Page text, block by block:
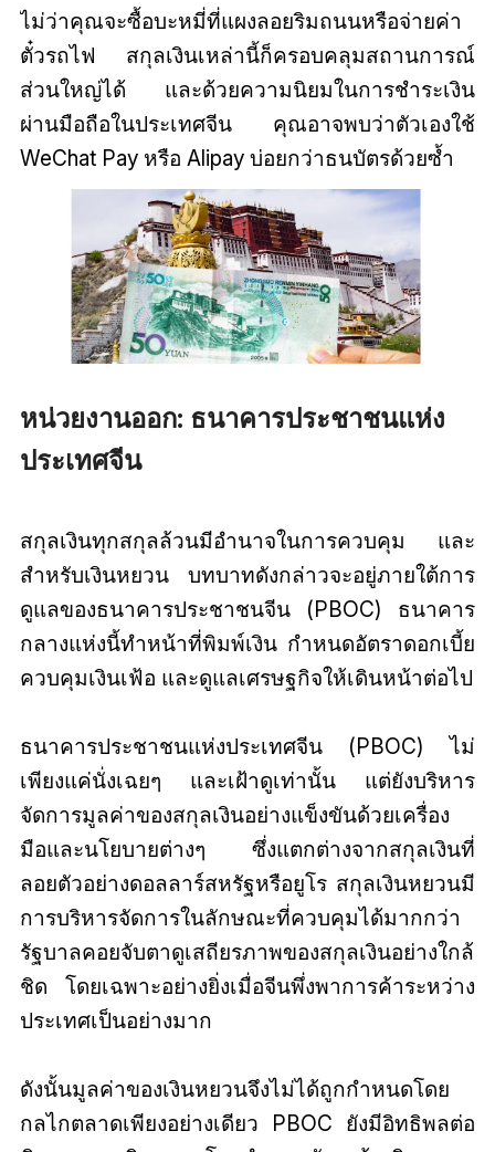
ไม่ว่าคุณจะซื้อบะหมี่ที่แผงลอยริมถนนหรือจ่ายค่า
ตั๋วรถไฟ สกุลเงินเหล่านี้ก็ครอบคลุมสถานการณ์
ส่วนใหญ่ได้ และด้วยความนิยมในการชำระเงิน
ผ่านมือถือในประเทศจีน คุณอาจพบว่าตัวเองใช้
WeChat Pay หรือ Alipay บ่อยกว่าธนบัตรด้วยซ้ำ
หน่วยงานออก: ธนาคารประชาชนแห่ง
ประเทศจีน
สกุลเงินทุกสกุลล้วนมีอำนาจในการควบคุม และ
สำหรับเงินหยวน บทบาทดังกล่าวจะอยู่ภายใต้การ
ดูแลของธนาคารประชาชนจีน (PBOC) ธนาคาร
กลางแห่งนี้ทำหน้าที่พิมพ์เงิน กำหนดอัตราดอกเบี้ย
ควบคุมเงินเฟ้อ และดูแลเศรษฐกิจให้เดินหน้าต่อไป
ธนาคารประชาชนแห่งประเทศจีน (PBOC) ไม่
เพียงแค่นั่งเฉยๆ และเฝ้าดูเท่านั้น แต่ยังบริหาร
จัดการมูลค่าของสกุลเงินอย่างแข็งขันด้วยเครื่อง
มือและนโยบายต่างๆ ซึ่งแตกต่างจากสกุลเงินที่
ลอยตัวอย่างดอลลาร์สหรัฐหรือยูโร สกุลเงินหยวนมี
การบริหารจัดการในลักษณะที่ควบคุมได้มากกว่า
รัฐบาลคอยจับตาดูเสถียรภาพของสกุลเงินอย่างใกล้
ชิด โดยเฉพาะอย่างยิ่งเมื่อจีนพึ่งพาการค้าระหว่าง
ประเทศเป็นอย่างมาก
ดังนั้นมูลค่าของเงินหยวนจึงไม่ได้ถูกกำหนดโดย
กลไกตลาดเพียงอย่างเดียว PBOC ยังมีอิทธิพลต่อ